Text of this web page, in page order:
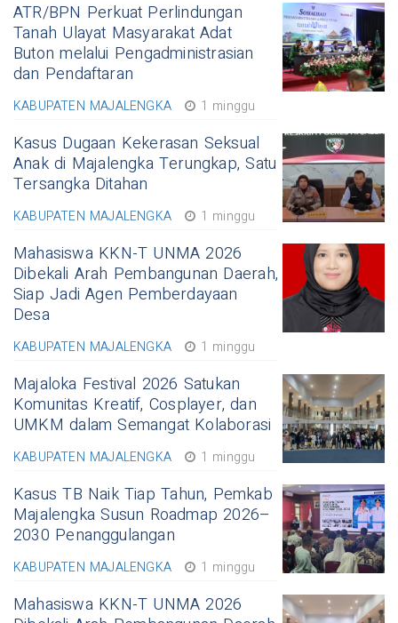
ATR/BPN Perkuat Perlindungan
Tanah Ulayat Masyarakat Adat
Buton melalui Pengadministrasian
dan Pendaftaran
KABUPATEN MAJALENGKA 1 minggu
Kasus Dugaan Kekerasan Seksual
Anak di Majalengka Terungkap, Satu
Tersangka Ditahan
KABUPATEN MAJALENGKA 1 minggu
Mahasiswa KKN-T UNMA 2026
Dibekali Arah Pembangunan Daerah,
Siap Jadi Agen Pemberdayaan
Desa
KABUPATEN MAJALENGKA 1 minggu
Majaloka Festival 2026 Satukan
Komunitas Kreatif, Cosplayer, dan
UMKM dalam Semangat Kolaborasi
KABUPATEN MAJALENGKA 1 minggu
Kasus TB Naik Tiap Tahun, Pemkab
Majalengka Susun Roadmap 2026–
2030 Penanggulangan
KABUPATEN MAJALENGKA 1 minggu
Mahasiswa KKN-T UNMA 2026